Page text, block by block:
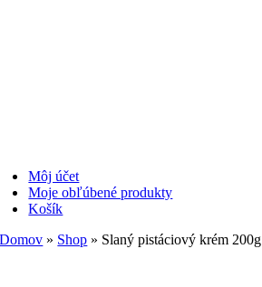
Môj účet
Moje obľúbené produkty
Košík
Domov » Shop » Slaný pistáciový krém 200g